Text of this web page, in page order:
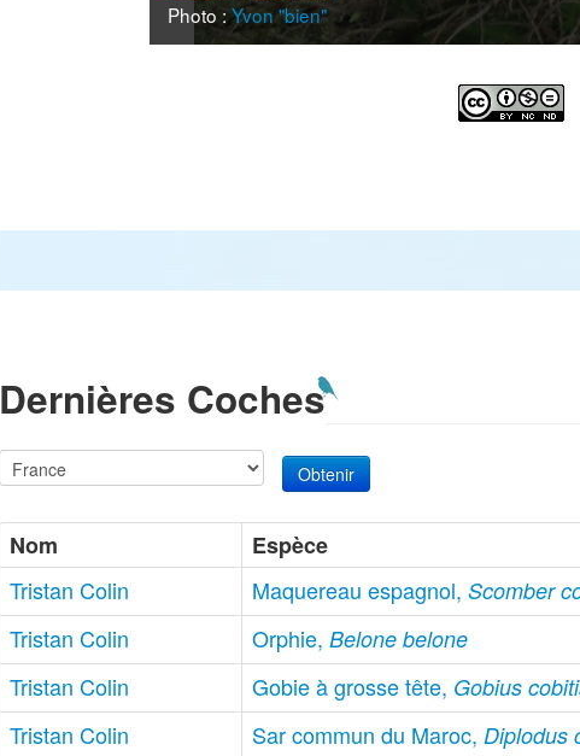
Photo :Yvon "bien"
Dernières Coches
Nom
Espèce
Tristan Colin
Maquereau espagnol,Scomber
Tristan Colin Orphie,Belone belone
Tristan Colin Gobie à grosse tête, Gobius
Tristan Colin Sar commun du Maroc, Diplodus